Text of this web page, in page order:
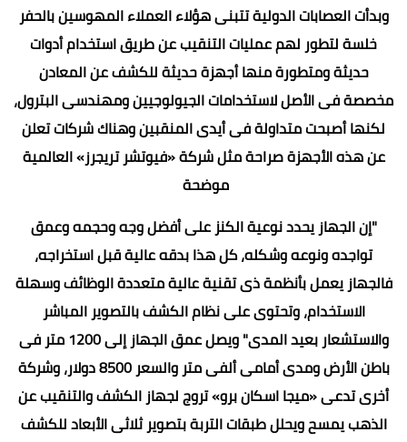
وبدأت العصابات الدولية تتبنى هؤلاء العملاء المهوسين بالحفر
خلسة لتطور لهم عمليات التنقيب عن طريق استخدام أدوات
حديثة ومتطورة منها أجهزة حديثة للكشف عن المعادن
مخصصة فى الأصل لاستخدامات الجيولوجيين ومهندسى البترول،
لكنها أصبحت متداولة فى أيدى المنقبين وهناك شركات تعلن
عن هذه الأجهزة صراحة مثل شركة «فيوتشر تريجرز» العالمية
موضحة
"إن الجهاز يحدد نوعية الكنز على أفضل وجه وحجمه وعمق
تواجده ونوعه وشكله، كل هذا بدقه عالية قبل استخراجه،
فالجهاز يعمل بأنظمة ذى تقنية عالية متعددة الوظائف وسهلة
الاستخدام، وتحتوى على نظام الكشف بالتصوير المباشر
والاستشعار بعيد المدى" ويصل عمق الجهاز إلى 1200 متر فى
باطن الأرض ومدى أمامى ألفى متر والسعر 8500 دولار، وشركة
أخرى تدعى «ميجا اسكان برو» تروج لجهاز الكشف والتنقيب عن
الذهب يمسح ويحلل طبقات التربة بتصوير ثلاثى الأبعاد للكشف